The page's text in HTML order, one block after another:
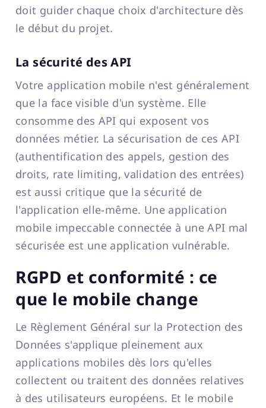
doit guider chaque choix d'architecture dès
le début du projet.
La sécurité des API
Votre application mobile n'est généralement
que la face visible d'un système. Elle
consomme des API qui exposent vos
données métier. La sécurisation de ces API
(authentification des appels, gestion des
droits, rate limiting, validation des entrées)
est aussi critique que la sécurité de
l'application elle-même. Une application
mobile impeccable connectée à une API mal
sécurisée est une application vulnérable.
RGPD et conformité : ce
que le mobile change
Le Règlement Général sur la Protection des
Données s'applique pleinement aux
applications mobiles dès lors qu'elles
collectent ou traitent des données relatives
à des utilisateurs européens. Et le mobile